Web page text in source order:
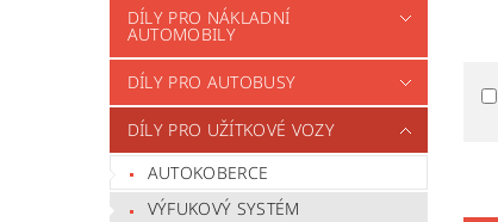
DÍLY PRO NÁKLADNÍ
AUTOMOBILY
DÍLY PRO AUTOBUSY
DÍLY PRO UŽÍTKOVÉ VOZY
AUTOKOBERCE
VÝFUKOVÝ SYSTÉM